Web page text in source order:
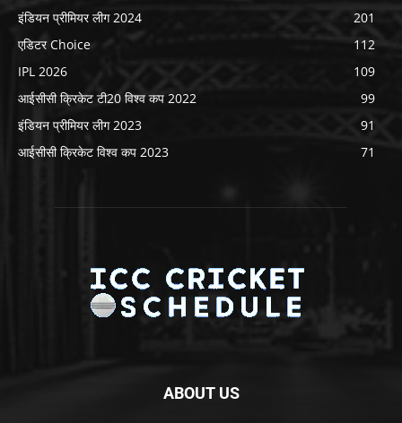
इंडियन प्रीमियर लीग 2024
201
एडिटर Choice
112
IPL 2026
109
आईसीसी क्रिकेट टी20 विश्व कप 2022
99
इंडियन प्रीमियर लीग 2023
91
आईसीसी क्रिकेट विश्व कप 2023
71
ABOUT US